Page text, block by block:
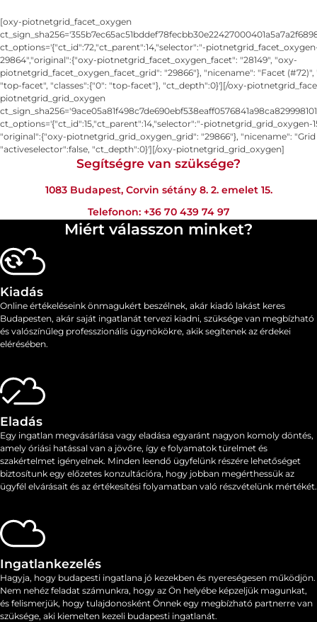
[oxy-piotnetgrid_facet_oxygen
ct_options='{"ct_id":72,"ct_parent":14,"selector":"-
29864","original":{"oxy-piotnetgrid_facet_oxygen_facet": "28149", "oxy-
piotnetgrid_facet_oxygen_facet_grid": "29866"}, "nicename": "Facet
"top-facet", "classes":{"0": "top-facet"}, "ct_depth":0}'][/oxy-
piotnetgrid_grid_oxygen
ct_options='{"ct_id":15,"ct_parent":14,"selector":"-piotnetgrid_grid_oxygen-
"original":{"oxy-piotnetgrid_grid_oxygen_grid": "29866"}, "nicename": "Grid
"activeselector":false, "ct_depth":0}'][/oxy-piotnetgrid_grid_oxygen]
Segítségre van szüksége?
1083 Budapest, Corvin sétány 8. 2. emelet 15.
Telefonon: +36 70 439 74 97
Miért válasszon minket?
Kiadás
Online értékeléseink önmagukért beszélnek, akár kiadó lakást keres
Budapesten, akár saját ingatlanát tervezi kiadni, szüksége van megbízható
és valószínűleg professzionális ügynökökre, akik segítenek az érdekei
elérésében.
Eladás
Egy ingatlan megvásárlása vagy eladása egyaránt nagyon komoly döntés,
amely óriási hatással van a jövőre, így e folyamatok ​​türelmet és
szakértelmet igényelnek. Minden leendő ügyfelünk részére lehetőséget
biztosítunk egy előzetes konzultációra, hogy jobban megérthessük az
ügyfél elvárásait és az értékesítési folyamatban való részvételünk mértékét.
Ingatlankezelés
Hagyja, hogy budapesti ingatlana jó kezekben és nyereségesen működjön.
Nem nehéz feladat számunkra, hogy az Ön helyébe képzeljük magunkat,
és felismerjük, hogy tulajdonosként Önnek egy megbízható partnerre van
szüksége, aki kiemelten kezeli budapesti ingatlanát.